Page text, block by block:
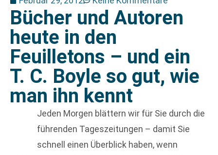
Bücher und Autoren
heute in den
Feuilletons – und ein
T. C. Boyle so gut, wie
man ihn kennt
Jeden Morgen blättern wir für Sie durch die
führenden Tageszeitungen – damit Sie
schnell einen Überblick haben, wenn